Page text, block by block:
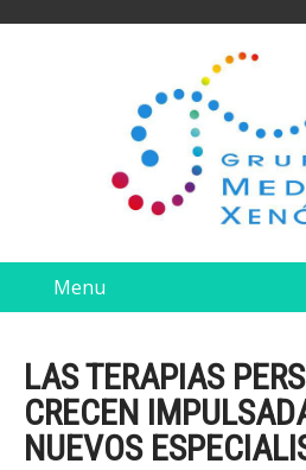
Menu
LAS TERAPIAS
CRECEN
NUEVOS